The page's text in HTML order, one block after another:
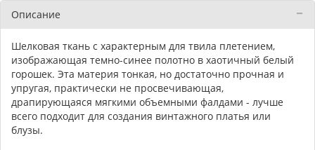
Описание
Шелковая ткань с характерным для твила плетением,
изображающая темно-синее полотно в хаотичный белый
горошек. Эта материя тонкая, но достаточно прочная и
упругая, практически не просвечивающая,
драпирующаяся мягкими объемными фалдами - лучше
всего подходит для создания винтажного платья или
блузы.